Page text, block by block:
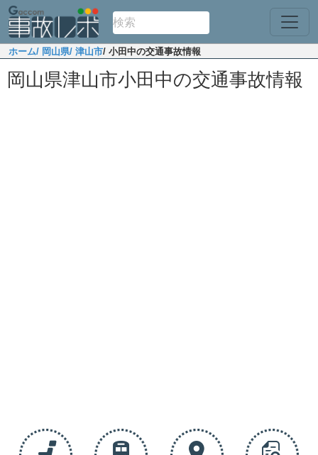
ホーム/ 岡山県/ 津山市/ 小田中の交通事故情報
岡山県津山市小田中の交通事故情報